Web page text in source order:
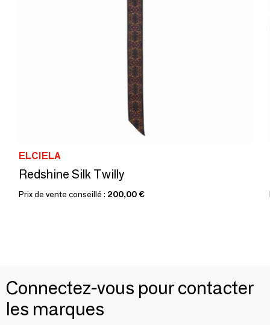
ELCIELA
Redshine Silk Twilly
Prix de vente conseillé : 200,00 €
Connectez-vous pour contacter
les marques